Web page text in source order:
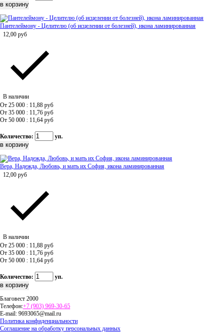
Пантелеймону - Целителю (об исцелении от болезней), икона ламинированная
12,00 руб
В наличии
От 25 000 : 11,88 руб
От 35 000 : 11,76 руб
От 50 000 : 11,64 руб
Количество: уп.
Вера, Надежда, Любовь, и мать их София, икона ламинированная
12,00 руб
В наличии
От 25 000 : 11,88 руб
От 35 000 : 11,76 руб
От 50 000 : 11,64 руб
Количество: уп.
Благовест 2000
Телефон:+7 (903) 969-30-65
E-mail: 9693065@mail.ru
Политика конфиденциальности
Соглашение на обработку персональных данных